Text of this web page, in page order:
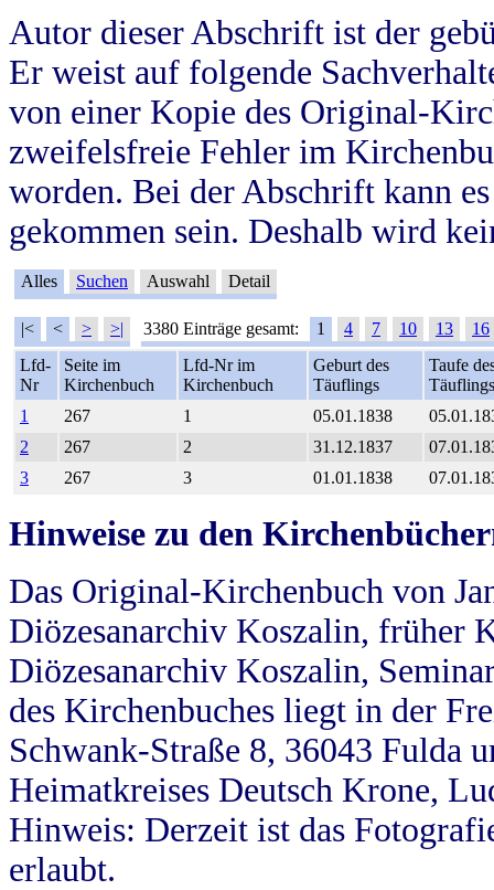
Autor dieser Abschrift ist der
Er weist auf folgende
von einer Kopie des Original-
zweifelsfreie Fehler im
worden. Bei der Abschrift kann
gekommen sein. Deshalb wird
Alles Suchen Auswahl Detail
|< < > >| 3380 Einträge gesamt: 1 4 7 10 13
16
Lfd-
Nr
Seite im
Kirchenbuch
Lfd-Nr im
Kirchenbuch
Geburt des
Täuflings
Taufe
Täuflings
1
267 1 05.01.1838
2
267 2 31.12.1837
3
267 3 01.01.1838
Hinweise zu den
Das Original-Kirchenbuch von
Diözesanarchiv Koszalin, früher
Diözesanarchiv Koszalin,
des Kirchenbuches liegt in der
Schwank-Straße 8, 36043 Fulda
Heimatkreises Deutsch Krone,
Hinweis: Derzeit ist das
erlaubt.